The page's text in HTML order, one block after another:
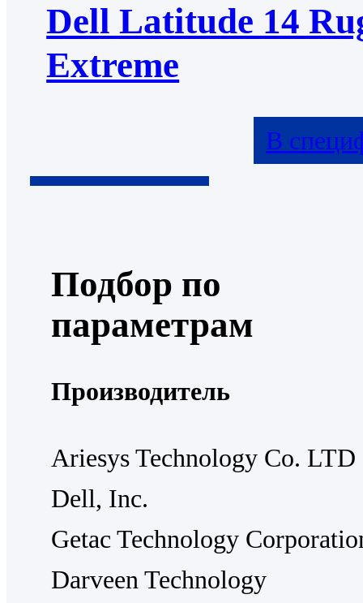
Dell Latitude 14
Extreme
В
Подбор по
параметрам
Производитель
Ariesys Technology Co. LTD
Dell, Inc.
Getac Technology
Darveen Technology